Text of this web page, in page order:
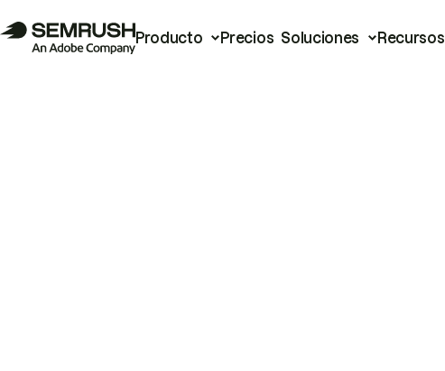
Producto Precios Soluciones Recursos